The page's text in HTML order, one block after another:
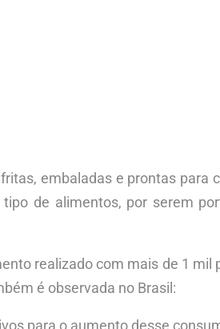
embaladas e prontas para
de alimentos, por serem
realizado com mais de 1 mil
é observada no Brasil:
para o aumento desse